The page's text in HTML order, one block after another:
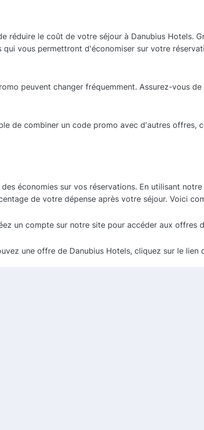
réduire le coût de votre séjour à Danubius Hotels.
vous permettront d'économiser sur votre
peuvent changer fréquemment. Assurez-vous
de combiner un code promo avec d'autres offres,
économies sur vos réservations. En utilisant
de votre dépense après votre séjour. Voici
un compte sur notre site pour accéder aux offres
une offre de Danubius Hotels, cliquez sur le